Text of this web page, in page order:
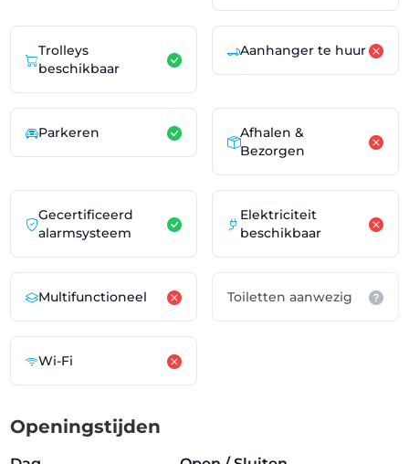
Trolleys
beschikbaar
Aanhanger te huur
Parkeren
Afhalen &
Bezorgen
Gecertificeerd
alarmsysteem
Elektriciteit
beschikbaar
Multifunctioneel Toiletten aanwezig
Wi-Fi
Openingstijden